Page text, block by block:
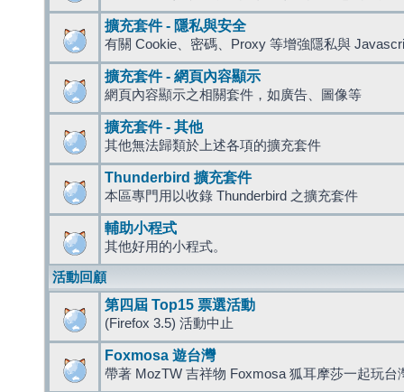
擴充套件 - 隱私與安全
有關 Cookie、密碼、Proxy 等增強隱私與
擴充套件 - 網頁內容顯示
網頁內容顯示之相關套件，如廣告、圖像等
擴充套件 - 其他
其他無法歸類於上述各項的擴充套件
Thunderbird 擴充套件
本區專門用以收錄 Thunderbird 之擴充套件
輔助小程式
其他好用的小程式。
活動回顧
第四屆 Top15 票選活動
(Firefox 3.5) 活動中止
Foxmosa 遊台灣
帶著 MozTW 吉祥物 Foxmosa 狐耳摩莎一起玩台